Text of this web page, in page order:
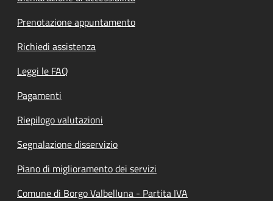
Prenotazione appuntamento
Richiedi assistenza
Leggi le FAQ
Pagamenti
Riepilogo valutazioni
Segnalazione disservizio
Piano di miglioramento dei servizi
Comune di Borgo Valbelluna - Partita IVA